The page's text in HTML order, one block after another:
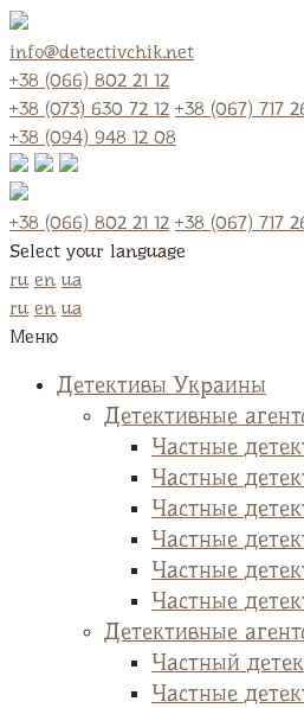
info@detectivchik.net
+38 (066) 802 21 12
+38 (073) 630 72 12 +38 (067) 717
+38 (094) 948 12 08
+38 (066) 802 21 12 +38 (067) 717
Select your language
ru en ua
ru en ua
Меню
Детективы Украины
Детективные
Частные
Частные
Частные
Частные
Частные
Частные
Детективные
Частный
Частные